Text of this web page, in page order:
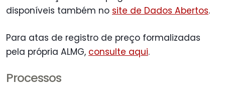
disponíveis também no site de Dados Abertos.
Para atas de registro de preço formalizadas
pela própria ALMG, consulte aqui.
Processos